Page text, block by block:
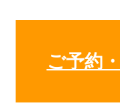
狼のイラストの入ったワ
ご予約